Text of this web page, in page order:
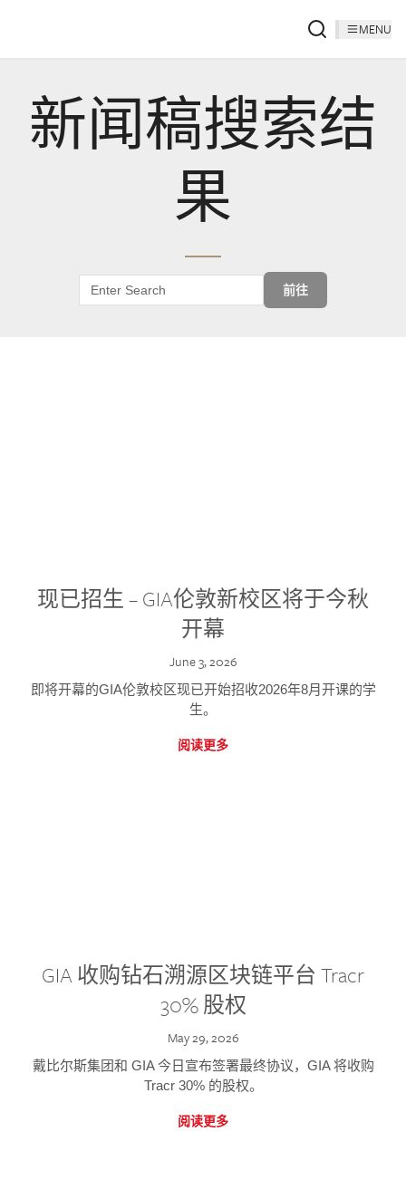
MENU
新闻稿搜索结
果
前往
现已招生 – GIA伦敦新校区将于今秋
开幕
June 3, 2026
即将开幕的GIA伦敦校区现已开始招收2026年8月开课的学
生。
阅读更多
GIA 收购钻石溯源区块链平台 Tracr
30% 股权
May 29, 2026
戴比尔斯集团和 GIA 今日宣布签署最终协议，GIA 将收购
Tracr 30% 的股权。
阅读更多